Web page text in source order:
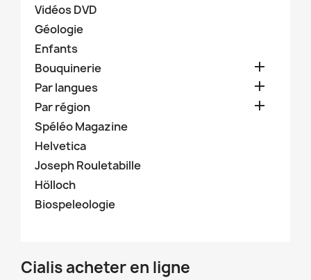
Vidéos DVD
Géologie
Enfants
Bouquinerie

Par langues 
Par région 
Spéléo Magazine
Helvetica
Joseph Rouletabille
Hölloch
Biospeleologie
Cialis acheter en ligne